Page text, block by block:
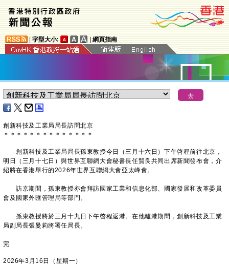
字型大小: 網頁指南
創新科技及工業局局長訪問北京
＊ ＊ ＊ ＊ ＊ ＊ ＊ ＊ ＊ ＊ ＊ ＊ ＊ ＊
創新科技及工業局局長孫東教授今日（三月十六日）下午啓程前往北京，
明日（三月十七日）與世界互聯網大會秘書長任賢良共同出席新聞發布會，介
紹將在香港舉行的2026年世界互聯網大會亞太峰會。
訪京期間，孫東教授亦會拜訪國家工業和信息化部、國家發展和改革委員
會及國家外匯管理局等部門。
孫東教授將於三月十九日下午啓程返港。在他離港期間，創新科技及工業
局副局長張曼莉將署任局長。
完
2026年3月16日（星期一）